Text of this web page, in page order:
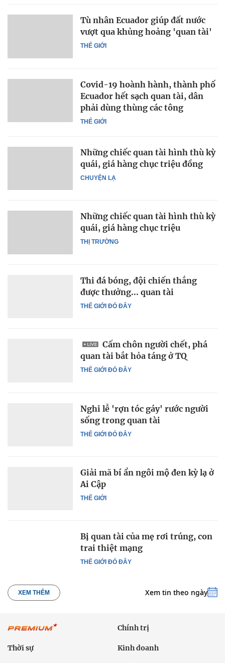
THẾ GIỚI
Tù nhân Ecuador giúp đất nước
vượt qua khủng hoảng 'quan tài'
THẾ GIỚI
Covid-19 hoành hành, thành phố
Ecuador hết sạch quan tài, dân
phải dùng thùng các tông
CHUYỆN LẠ
Những chiếc quan tài hình thù kỳ
quái, giá hàng chục triệu đồng
THỊ TRƯỜNG
Những chiếc quan tài hình thù kỳ
quái, giá hàng chục triệu
THẾ GIỚI ĐÓ ĐÂY
Thi đá bóng, đội chiến thắng
được thưởng... quan tài
THẾ GIỚI ĐÓ ĐÂY
Cấm chôn người chết, phá
quan tài bắt hỏa táng ở TQ
THẾ GIỚI ĐÓ ĐÂY
Nghi lễ 'rợn tóc gáy' rước người
sống trong quan tài
THẾ GIỚI
Giải mã bí ẩn ngôi mộ đen kỳ lạ ở
Ai Cập
THẾ GIỚI ĐÓ ĐÂY
Bị quan tài của mẹ rơi trúng, con
trai thiệt mạng
XEM THÊM Xem tin theo ngày
Chính trị
Thời sự Kinh doanh